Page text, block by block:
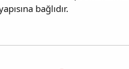
bağlıdır.